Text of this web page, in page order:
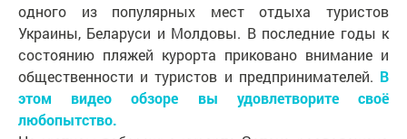
одного из популярных мест отдыха туристов
Украины, Беларуси и Молдовы. В последние годы к
состоянию пляжей курорта приковано внимание и
общественности и туристов и предпринимателей. В
этом видео обзоре вы удовлетворите своё
любопытство.